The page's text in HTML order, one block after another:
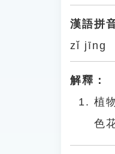
漢語拼
zǐ jīng
解釋：
植
色